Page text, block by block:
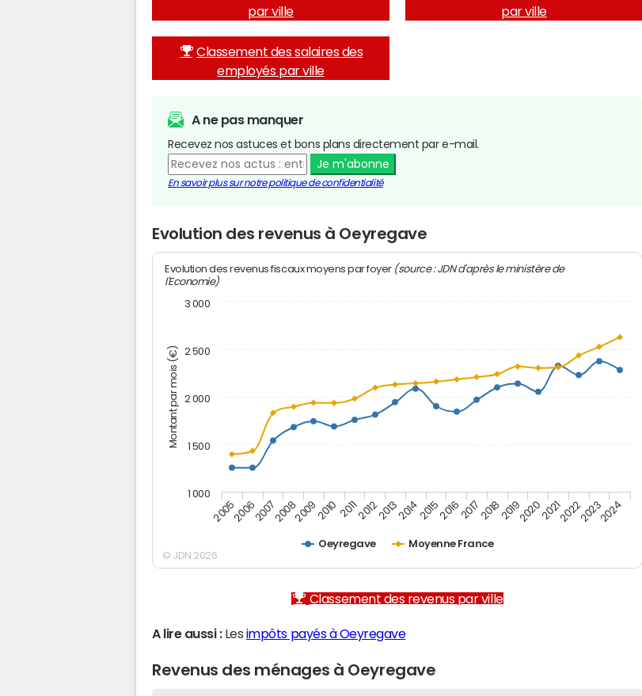
par ville
par ville
Classement des salaires des
employés par ville
A ne pas manquer
Recevez nos astuces et bons plans directement par e-mail.
Je m'abonne
En savoir plus sur notre politique de confidentialité
Evolution des revenus à Oeyregave
Montant par mois (€)
Evolution des revenus fiscaux moyens par foyer (source : JDN d'après le ministère de
l'Economie)
Oeyregave Moyenne France
200520062007200820092010 20112012201320142015201620172018201920202021202220232024
1 000
1 500
2 000
2 500
3 000
© JDN 2026
Classement des revenus par ville
A lire aussi :Les impôts payés à Oeyregave
Revenus des ménages à Oeyregave